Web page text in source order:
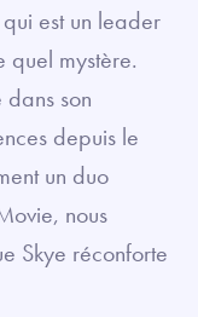
est un leader
quel mystère.
dans son
depuis le
un duo
nous
Skye réconforte